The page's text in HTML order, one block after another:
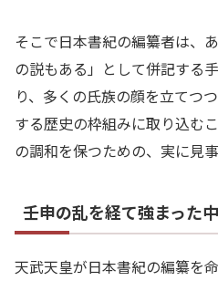
そこで日本書紀の編纂者は、
の説もある」として併記する
り、多くの氏族の顔を立てつ
する歴史の枠組みに取り込む
の調和を保つための、実に見
壬申の乱を経て強まった
天武天皇が日本書紀の編纂を